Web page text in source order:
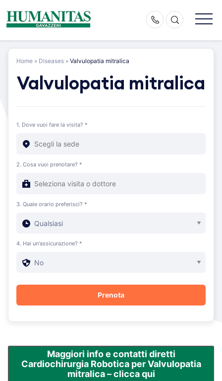
content
Home » Diseases » Valvulopatia mitralica
Valvulopatia mitralica
1. Dove vuoi fare la visita? *
2. Cosa vuoi prenotare? *
3. Quale orario preferisci? *
4. Hai un'assicurazione? *
Maggiori info e contatti diretti
Cardiochirurgia Robotica per Valvulopatia
mitralica – clicca qui